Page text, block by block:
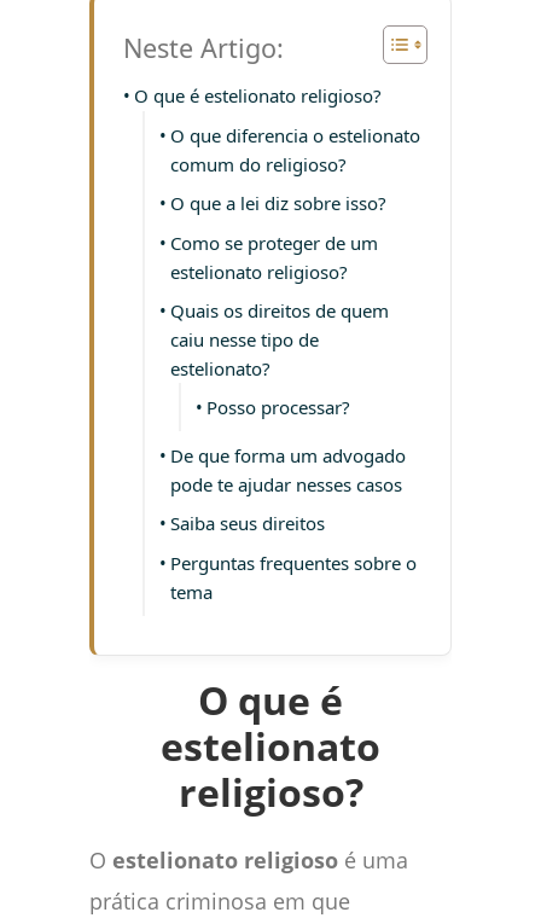
Neste Artigo:
O que é estelionato religioso?
O que diferencia o estelionato
comum do religioso?
O que a lei diz sobre isso?
Como se proteger de um
estelionato religioso?
Quais os direitos de quem
caiu nesse tipo de
estelionato?
Posso processar?
De que forma um advogado
pode te ajudar nesses casos
Saiba seus direitos
Perguntas frequentes sobre o
tema
O que é
estelionato
religioso?
O estelionato religioso é uma
prática criminosa em que